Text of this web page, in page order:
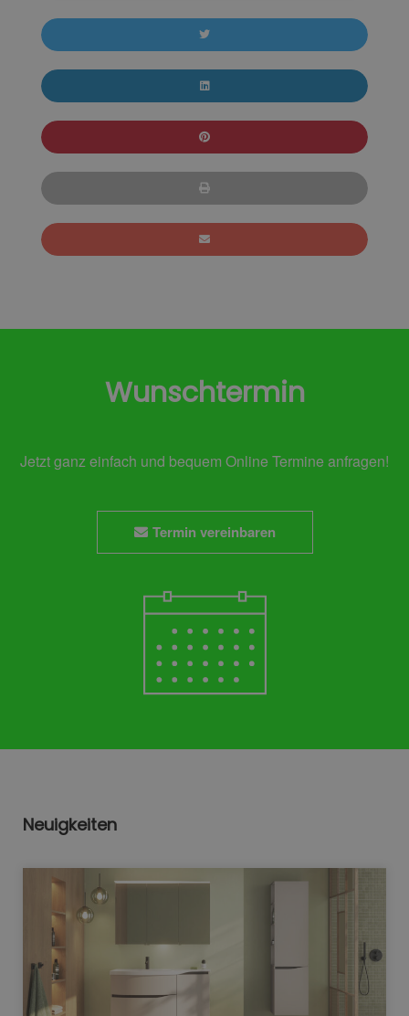
Wunschtermin
Jetzt ganz einfach und bequem Online Termine anfragen!
Termin vereinbaren
Neuigkeiten